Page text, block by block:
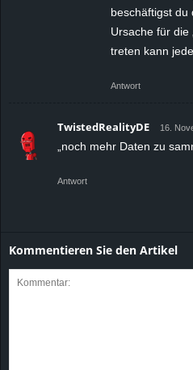
beschäftigst du
Ursache für die
treten kann
Antwort
TwistedRealityDE 16.
„noch mehr Daten zu
Antwort
Kommentieren Sie den Artikel